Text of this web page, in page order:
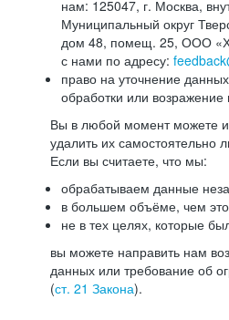
нам: 125047, г. Москва,
Муниципальный округ
дом 48, помещ. 25, ООО
с нами по адресу:
право на уточнение
обработки или возражение
Вы в любой момент можете
удалить их самостоятельно
Если вы считаете, что мы:
обрабатываем данные
в большем объёме, чем это
не в тех целях, которые
вы можете направить нам
данных или требование об
(ст. 21 Закона).